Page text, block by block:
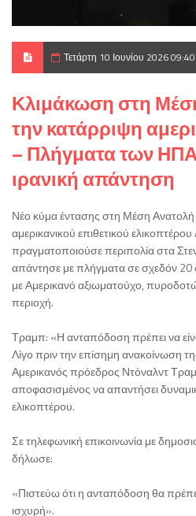
Τετάρτη 10 Ιουνίου 2026 09:40
Κλιμάκωση στη
την κατάρριψη
– Πλήγματα των ΗΠΑ
ιρανική απάντηση
Νέο κύμα έντασης στη Μέση Ανατολή
αμερικανικού επιθετικού
πραγματοποιούσε περιπολία στα
απάντησε με πλήγματα σε σχεδόν
με Αμερικανό αξιωματούχο,
περιοχή.
Τραμπ: «Η ανταπόδοση πρέπει να
Λίγο πριν την επίσημη ανακοίνωση
Αμερικανός πρόεδρος Ντόναλντ
αποφασισμένος να απαντήσει
ελικοπτέρου.
Σε τηλεφωνική επικοινωνία με
δήλωσε:
«Πιστεύω ότι η ανταπόδοση θα
ισχυρή».